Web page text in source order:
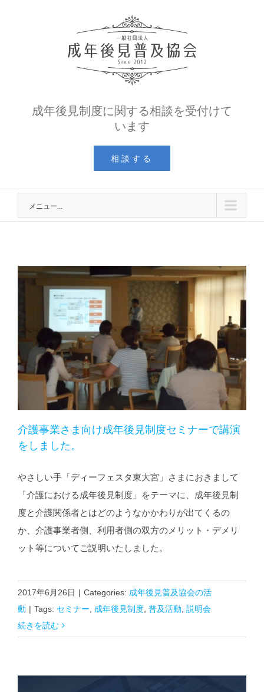
成年後見制度に関する相談を受付けて
います
相談する
メニュー...
介護事業さま向け成年後見制度セミナーで講演
をしました。
やさしい手「ディーフェスタ東大宮」さまにおきまして
「介護における成年後見制度」をテーマに、成年後見制
度と介護関係者とはどのようなかかわりが出てくるの
か、介護事業者側、利用者側の双方のメリット・デメリ
ット等についてご説明いたしました。
2017年6月26日 | Categories: 成年後見普及協会の活
動 | Tags: セミナー 成年後見制度 普及活動 説明会
続きを読む